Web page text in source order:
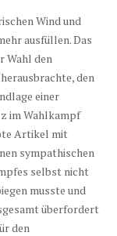
Wind und
ausfüllen. Das
Wahl den
den
einer
im Wahlkampf
Artikel mit
sympathischen
selbst nicht
musste und
überfordert
den